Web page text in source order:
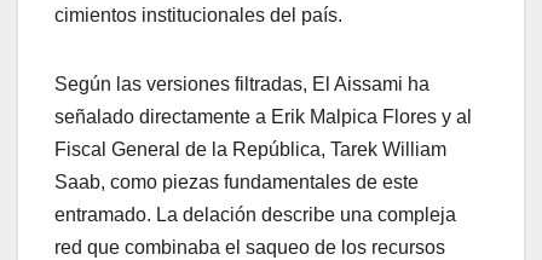
cimientos institucionales del país.
​Según las versiones filtradas, El Aissami ha
señalado directamente a Erik Malpica Flores y al
Fiscal General de la República, Tarek William
Saab, como piezas fundamentales de este
entramado. La delación describe una compleja
red que combinaba el saqueo de los recursos